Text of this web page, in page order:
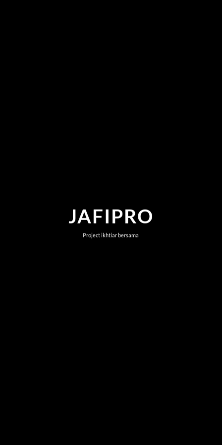
JAFIPRO
Project ikhtiar bersama